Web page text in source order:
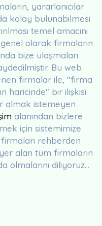
yararlanıcılar
kolay bulunabilmesi
temel amacını
olarak firmaların
bize ulaşmaları
Bu web
firmalar ile, "firma
haricinde" bir ilişkisi
almak istemeyen
alanından bizlere
için sistemimize
rehberden
yer alan tüm firmaların
olmalarını diliyoruz...